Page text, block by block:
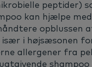
peptider)
kan hjælpe
opblussen
især i højsæsonen
allergener fra
shampoo